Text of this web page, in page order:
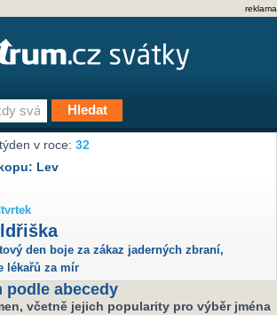
reklama
v roce:32
Lev
den boje za zákaz jaderných zbraní,
lékařů za mír
podle abecedy
včetně jejich popularity pro výběr jména